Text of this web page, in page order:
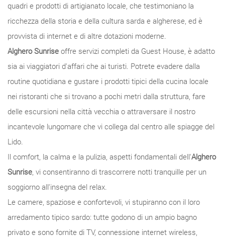
quadri e prodotti di artigianato locale, che testimoniano la
ricchezza della storia e della cultura sarda e algherese, ed è
provvista di internet e di altre dotazioni moderne.
Alghero Sunrise offre servizi completi da Guest House, è adatto
sia ai viaggiatori d'affari che ai turisti. Potrete evadere dalla
routine quotidiana e gustare i prodotti tipici della cucina locale
nei ristoranti che si trovano a pochi metri dalla struttura, fare
delle escursioni nella città vecchia o attraversare il nostro
incantevole lungomare che vi collega dal centro alle spiagge del
Lido.
Il comfort, la calma e la pulizia, aspetti fondamentali dell'Alghero
Sunrise, vi consentiranno di trascorrere notti tranquille per un
soggiorno all'insegna del relax.
Le camere, spaziose e confortevoli, vi stupiranno con il loro
arredamento tipico sardo: tutte godono di un ampio bagno
privato e sono fornite di TV, connessione internet wireless,